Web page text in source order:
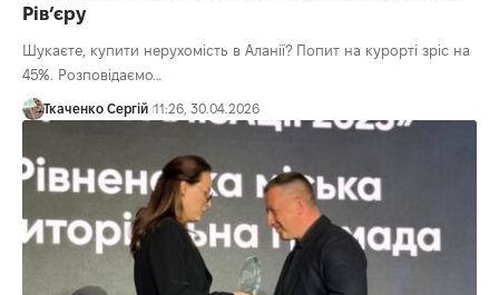
Рів’єру
Шукаєте, купити нерухомість в Аланії? Попит на курорті зріс на
45%. Розповідаємо…
Ткаченко Сергій 11:26, 30.04.2026